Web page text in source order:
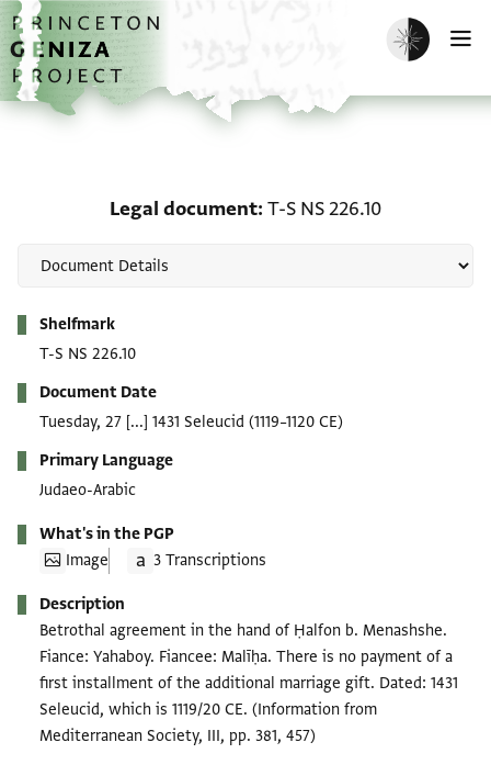
Skip to main content
home
Enable dark
Legal document T-S NS 226.10
Shelfmark
T-S NS 226.10
Document Date
Tuesday, 27 [...] 1431 Seleucid (1119–1120 CE)
Primary Language
Judaeo-Arabic
What's in the PGP
Image
3 Transcriptions
Description
Betrothal agreement in the hand of Ḥalfon b. Menashshe.
Fiance: Yahaboy. Fiancee: Malīḥa. There is no payment of a
first installment of the additional marriage gift. Dated: 1431
Seleucid, which is 1119/20 CE. (Information from
Mediterranean Society, III, pp. 381, 457)